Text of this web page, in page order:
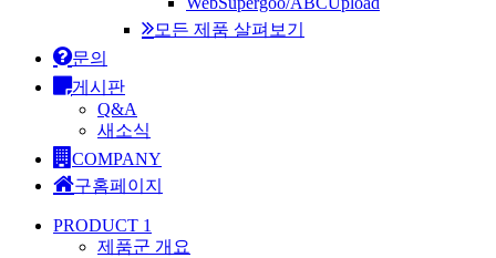
모든 제품 살펴보기
문의
게시판
Q&A
새소식
COMPANY
구홈페이지
PRODUCT 1
제품군 개요